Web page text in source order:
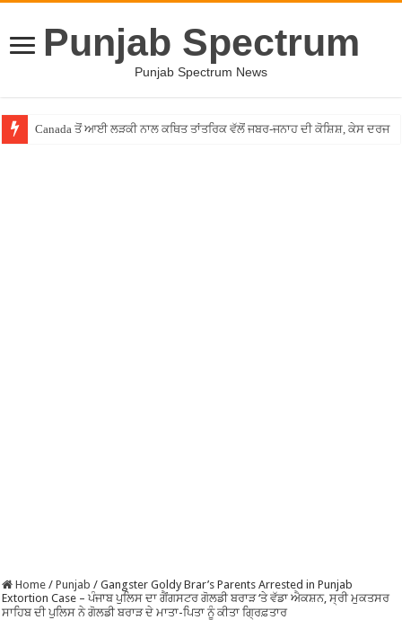
Punjab Spectrum
Punjab Spectrum News
Canada ਤੋਂ ਆਈ ਲੜਕੀ ਨਾਲ ਕਥਿਤ ਤਾਂਤਰਿਕ ਵੱਲੋਂ ਜਬਰ-ਜਨਾਹ ਦੀ ਕੋਸ਼ਿਸ਼, ਕੇਸ ਦਰਜ
Home / Punjab / Gangster Goldy Brar’s Parents Arrested in Punjab
Extortion Case – ਪੰਜਾਬ ਪੁਲਿਸ ਦਾ ਗੈਂਗਸਟਰ ਗੋਲਡੀ ਬਰਾੜ ‘ਤੇ ਵੱਡਾ ਐਕਸ਼ਨ, ਸ੍ਰੀ ਮੁਕਤਸਰ
ਸਾਹਿਬ ਦੀ ਪੁਲਿਸ ਨੇ ਗੋਲਡੀ ਬਰਾੜ ਦੇ ਮਾਤਾ-ਪਿਤਾ ਨੂੰ ਕੀਤਾ ਗ੍ਰਿਫ਼ਤਾਰ